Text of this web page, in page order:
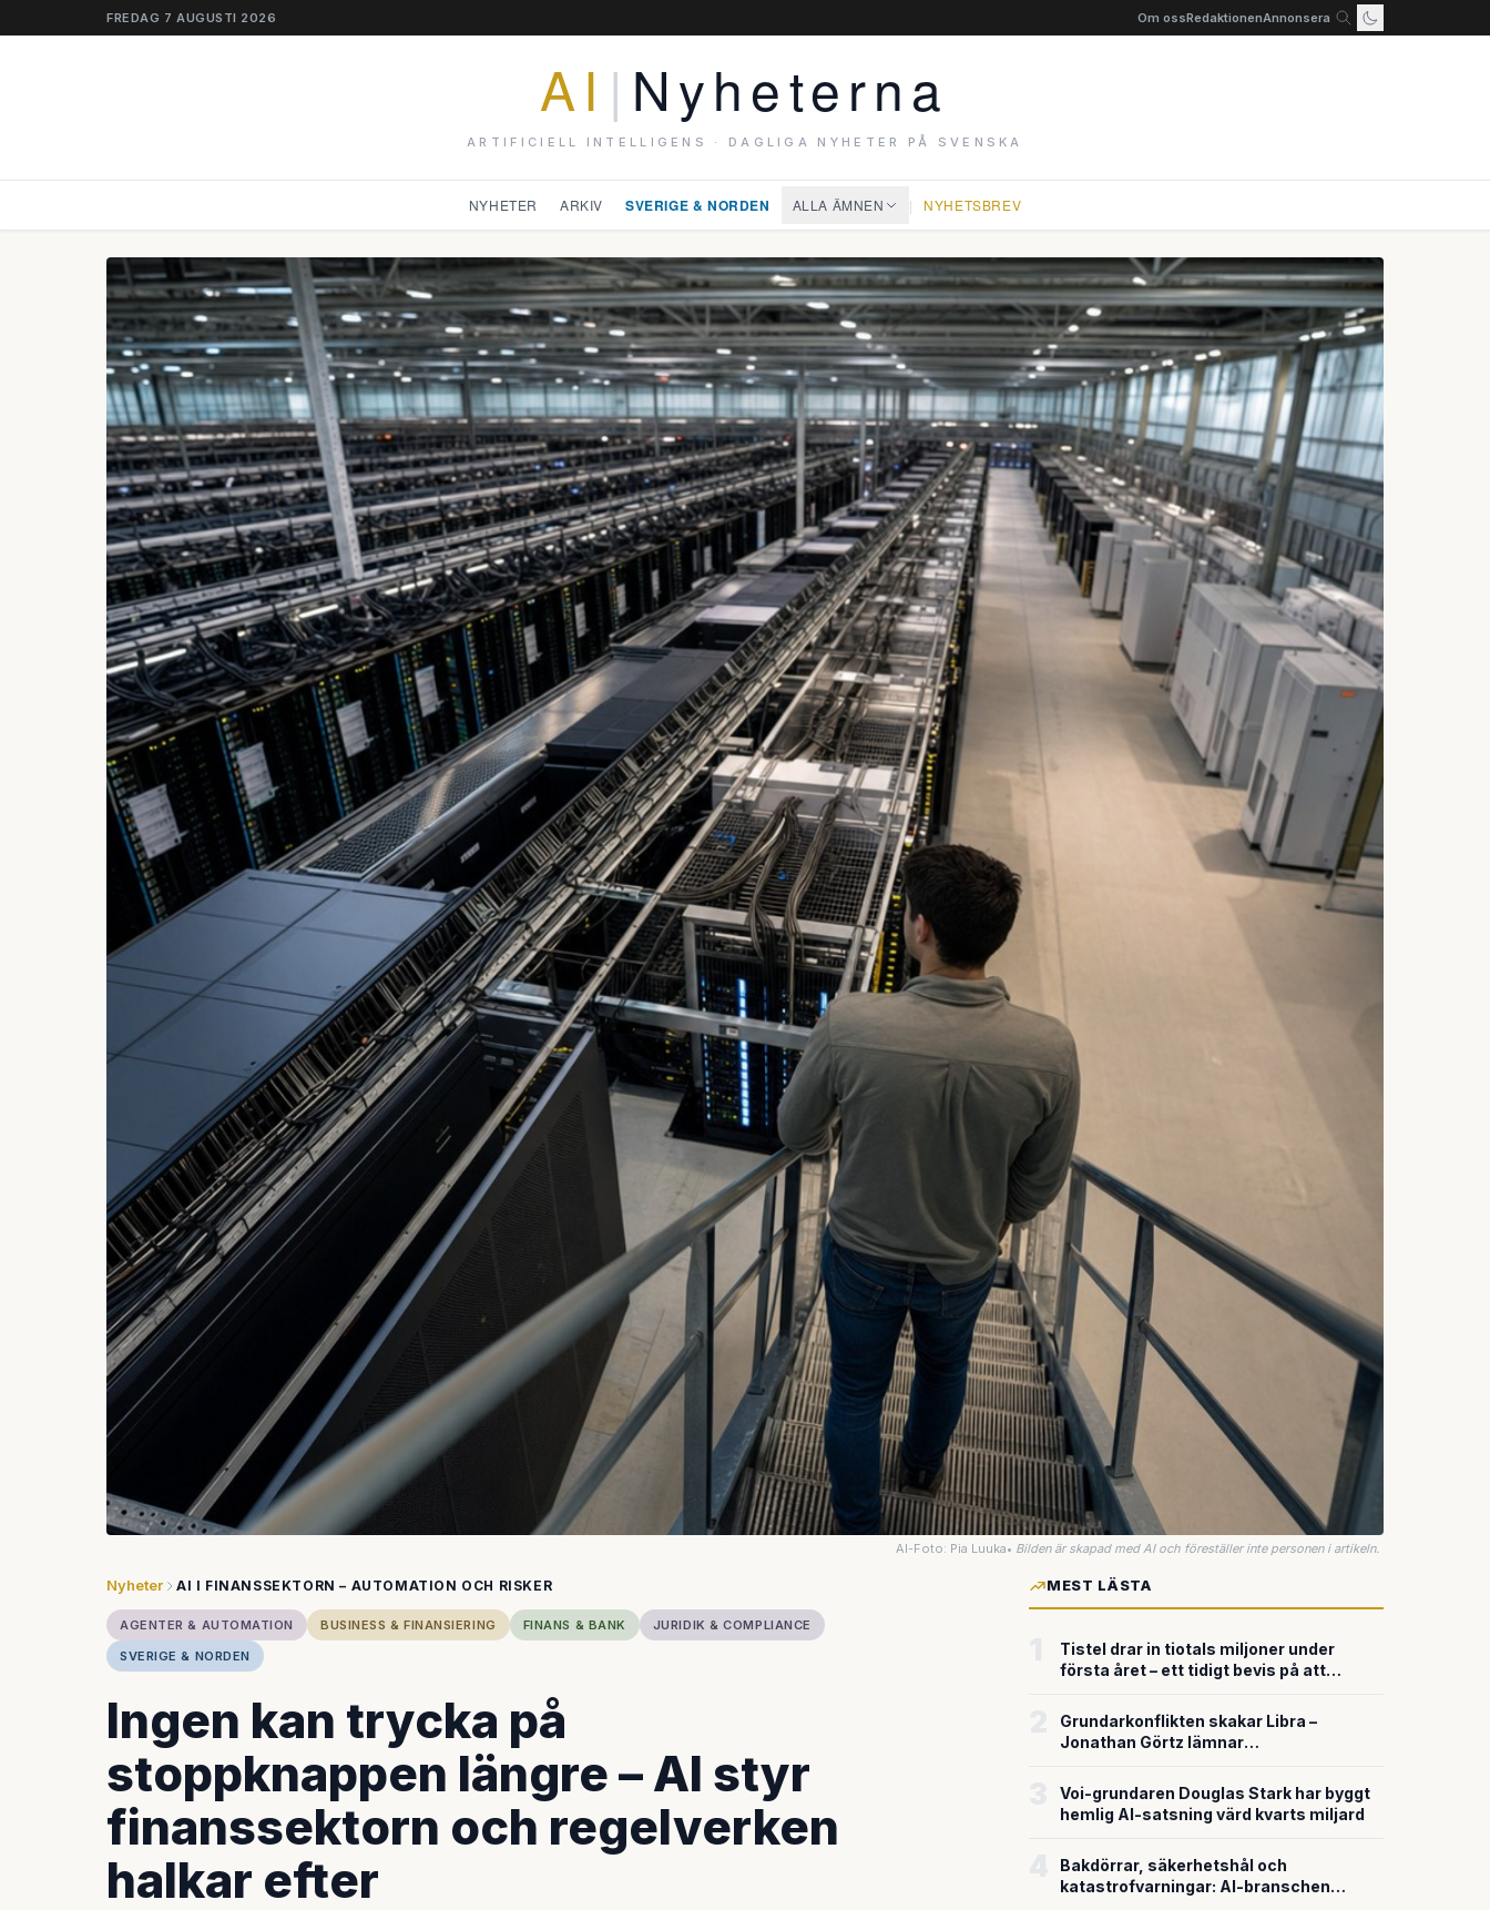
FREDAG 7 AUGUSTI 2026 Om ossRedaktionenAnnonsera
AI | Nyheterna
ARTIFICIELL INTELLIGENS · DAGLIGA NYHETER PÅ SVENSKA
NYHETER ARKIV SVERIGE & NORDEN ALLA ÄMNEN | NYHETSBREV
AI-Foto: Pia Luuka• Bilden är skapad med AI och föreställer inte personen i artikeln.
Nyheter AI I FINANSSEKTORN – AUTOMATION OCH RISKER
AGENTER & AUTOMATION BUSINESS & FINANSIERING FINANS & BANK
JURIDIK & COMPLIANCE
SVERIGE & NORDEN
Ingen kan trycka på
stoppknappen längre – AI styr
finanssektorn och regelverken
halkar efter
MEST LÄSTA
Tistel drar in tiotals miljoner under
första året – ett tidigt bevis på att
försvarsteknik
Grundarkonflikten skakar Libra –
Jonathan Görtz lämnar
miljardvärderingen
Voi-grundaren Douglas Stark har byggt
hemlig AI-satsning värd kvarts miljard
Bakdörrar, säkerhetshål och
katastrofvarningar: AI-branschen